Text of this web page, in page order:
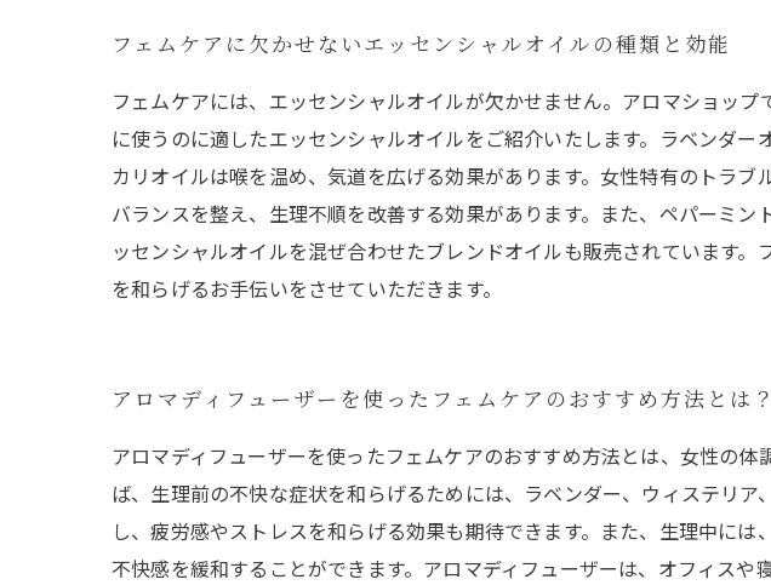
フェムケアに欠かせないエッセンシャルオイルの種類と効能
フェムケアには、エッセンシャルオイルが欠かせません。アロマショッ
に使うのに適したエッセンシャルオイルをご紹介いたします。ラベンダ
カリオイルは喉を温め、気道を広げる効果があります。女性特有のトラ
バランスを整え、生理不順を改善する効果があります。また、ペパーミ
ッセンシャルオイルを混ぜ合わせたブレンドオイルも販売されています
を和らげるお手伝いをさせていただきます。
アロマディフューザーを使ったフェムケアのおすすめ方法とは？
アロマディフューザーを使ったフェムケアのおすすめ方法とは、女性の
ば、生理前の不快な症状を和らげるためには、ラベンダー、ウィステリ
し、疲労感やストレスを和らげる効果も期待できます。また、生理中に
不快感を緩和することができます。アロマディフューザーは、オフィス